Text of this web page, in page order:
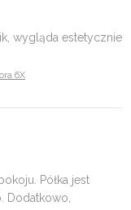
wygląda estetycznie
6X
Półka jest
Dodatkowo,